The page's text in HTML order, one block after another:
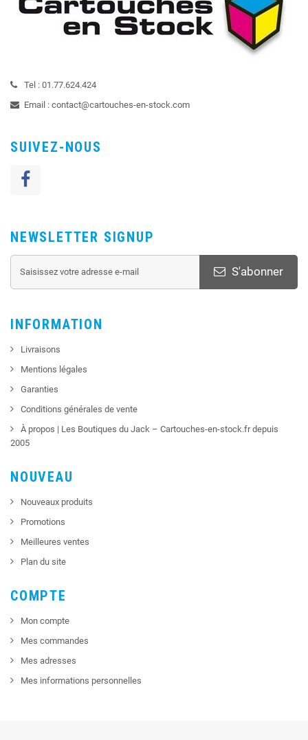
Tel : 01.77.624.424
Email : contact@cartouches-en-stock.com
SUIVEZ-NOUS
NEWSLETTER SIGNUP
S'abonner
INFORMATION
Livraisons
Mentions légales
Garanties
Conditions générales de vente
À propos | Les Boutiques du Jack – Cartouches-en-stock.fr depuis
2005
NOUVEAU
Nouveaux produits
Promotions
Meilleures ventes
Plan du site
COMPTE
Mon compte
Mes commandes
Mes adresses
Mes informations personnelles